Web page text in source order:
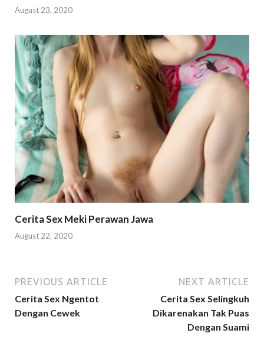
August 23, 2020
Cerita Sex Meki Perawan Jawa
August 22, 2020
PREVIOUS ARTICLE
Cerita Sex Ngentot
Dengan Cewek
NEXT ARTICLE
Cerita Sex Selingkuh
Dikarenakan Tak Puas
Dengan Suami